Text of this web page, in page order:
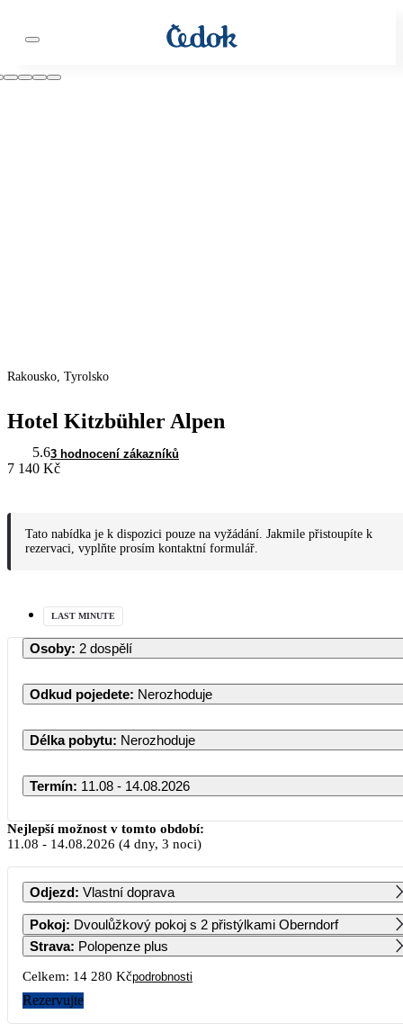
Rakousko, Tyrolsko
Hotel Kitzbühler Alpen
5.63 hodnocení zákazníků
7 140 Kč
Tato nabídka je k dispozici pouze na vyžádání. Jakmile přistoupíte k
rezervaci, vyplňte prosím kontaktní formulář.
LAST MINUTE
Osoby: 2 dospělí
Odkud pojedete: Nerozhoduje
Délka pobytu: Nerozhoduje
Termín: 11.08 - 14.08.2026
Srpen 2026
PO ÚT ST ČT PÁ SO NE
1 2
3 4 5 6 7 8 9
7 140 7 140 9 450 9 450 9 450 8 460
Nejlepší možnost v tomto období:
11.08 - 14.08.2026 (4 dny, 3 noci)
Odjezd: Vlastní doprava
Pokoj: Dvoulůžkový pokoj s 2 přistýlkami Oberndorf
Strava: Polopenze plus
Celkem: 14 280 Kčpodrobnosti
Rezervujte